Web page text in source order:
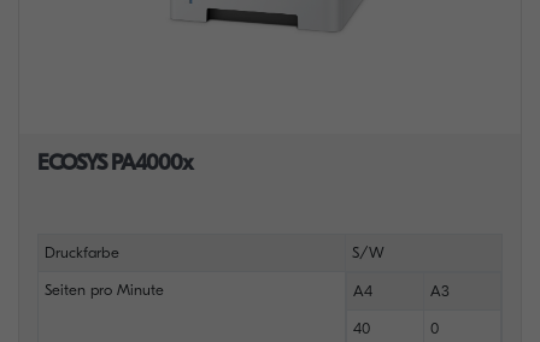
ECOSYS PA4000x
Druckfarbe S/W
Seiten pro Minute A4 A3
40 0